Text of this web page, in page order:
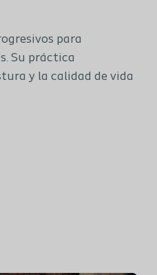
para
Su práctica
y la calidad de vida